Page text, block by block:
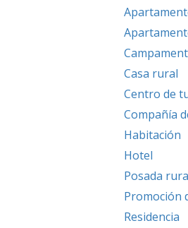
Casa rural
Centro de
Compañía
Habitación
Hotel
Posada
Promoción
Residencia